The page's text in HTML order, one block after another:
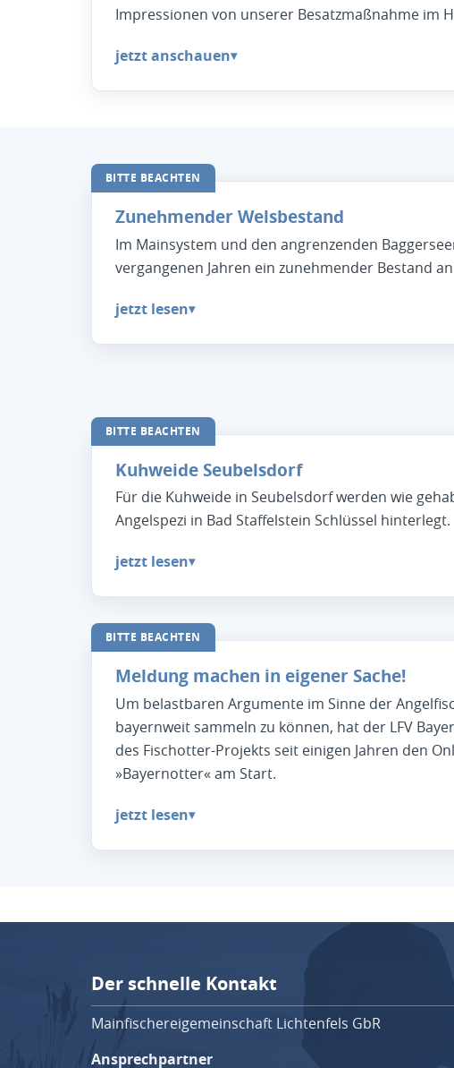
Impressionen von unserer Besatzmaßnahme im
jetzt anschauen▾
BITTE BEACHTEN
Zunehmender Welsbestand
Im Mainsystem und den angrenzenden
vergangenen Jahren ein zunehmender Bestand
jetzt lesen▾
BITTE BEACHTEN
Kuhweide Seubelsdorf
Für die Kuhweide in Seubelsdorf werden wie
Angelspezi in Bad Staffelstein Schlüssel hinterlegt.
jetzt lesen▾
BITTE BEACHTEN
Meldung machen in eigener Sache!
Um belastbaren Argumente im Sinne der
bayernweit sammeln zu können, hat der LFV
des Fischotter-Projekts seit einigen Jahren den
»Bayernotter« am Start.
jetzt lesen▾
Der schnelle Kontakt
Mainfischereigemeinschaft Lichtenfels GbR
Ansprechpartner